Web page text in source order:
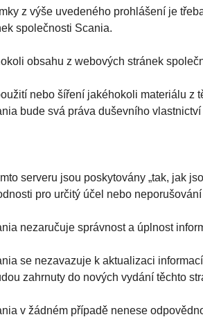
z výše uvedeného prohlášení je
společnosti Scania.
obsahu z webových stránek
nebo šíření jakéhokoli materiálu z
bude svá práva duševního
serveru jsou poskytovány „tak, jak
pro určitý účel nebo neporušování
nezaručuje správnost a úplnost
se nezavazuje k aktualizaci
zahrnuty do nových vydání těchto
v žádném případě nenese